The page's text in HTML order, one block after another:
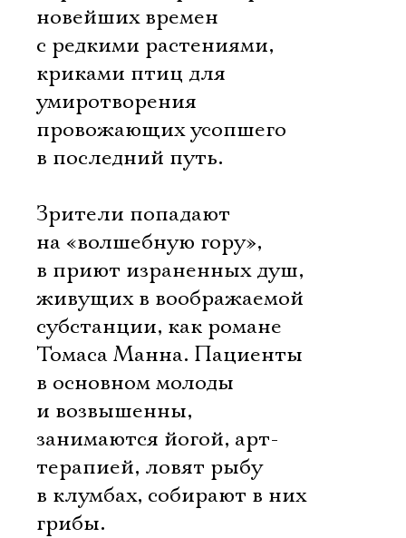
новейших времен
с редкими растениями,
криками птиц для
умиротворения
провожающих усопшего
в последний путь.
Зрители попадают
на «волшебную гору»,
в приют израненных душ,
живущих в воображаемой
субстанции, как романе
Томаса Манна. Пациенты
в основном молоды
и возвышенны,
занимаются йогой, арт-
терапией, ловят рыбу
в клумбах, собирают в них
грибы.